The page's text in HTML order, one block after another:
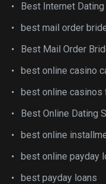
Best Internet
best mail order
Best Mail Order
best online casino
best online casinos
Best Online Dating
best online
best online payday
best payday loans